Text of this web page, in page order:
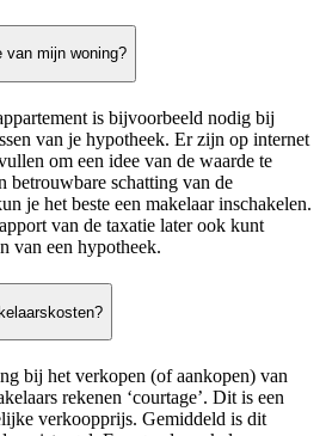
van mijn woning?
is bijvoorbeeld nodig bij
van je hypotheek. Er zijn op internet
om een idee van de waarde te
betrouwbare schatting van de
je het beste een makelaar inschakelen.
van de taxatie later ook kunt
van een hypotheek.
bij het verkopen (of aankopen) van
rekenen ‘courtage’. Dit is een
verkoopprijs. Gemiddeld is dit